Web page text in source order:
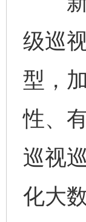
级巡
型，
性、
巡视
化大